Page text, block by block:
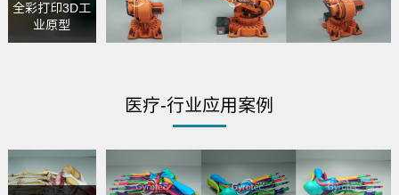
全彩打印3D工
业原型
医疗-行业应用案例